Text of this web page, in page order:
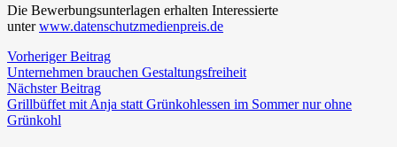
Die Bewerbungsunterlagen erhalten Interessierte
unterwww.datenschutzmedienpreis.de
Vorheriger Beitrag
Unternehmen brauchen Gestaltungsfreiheit
Nächster Beitrag
Grillbüffet mit Anja statt Grünkohlessen im Sommer nur ohne
Grünkohl